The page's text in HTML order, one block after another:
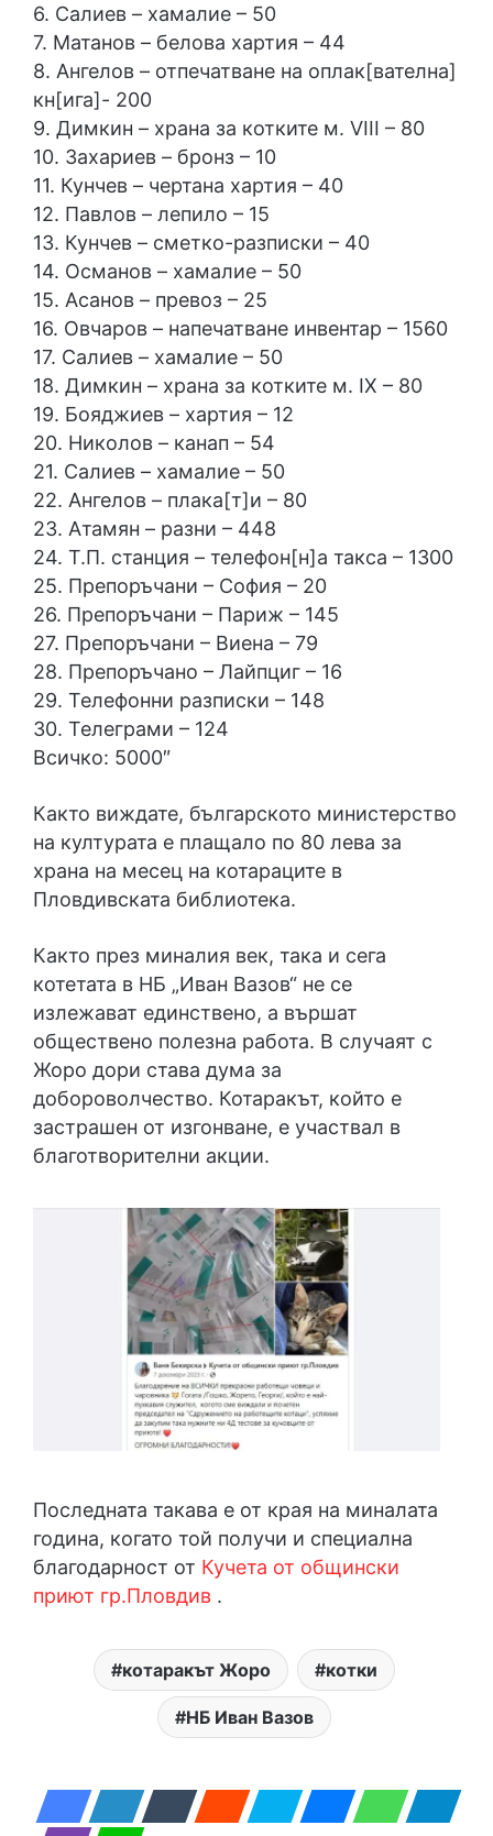
6. Салиев – хамалие – 50
7. Матанов – белова хартия – 44
8. Ангелов – отпечатване на оплак[вателна]
кн[ига]- 200
9. Димкин – храна за котките м. VIII – 80
10. Захариев – бронз – 10
11. Кунчев – чертана хартия – 40
12. Павлов – лепило – 15
13. Кунчев – сметко-разписки – 40
14. Османов – хамалие – 50
15. Асанов – превоз – 25
16. Овчаров – напечатване инвентар – 1560
17. Салиев – хамалие – 50
18. Димкин – храна за котките м. IX – 80
19. Бояджиев – хартия – 12
20. Николов – канап – 54
21. Салиев – хамалие – 50
22. Ангелов – плака[т]и – 80
23. Атамян – разни – 448
24. Т.П. станция – телефон[н]а такса – 1300
25. Препоръчани – София – 20
26. Препоръчани – Париж – 145
27. Препоръчани – Виена – 79
28. Препоръчано – Лайпциг – 16
29. Телефонни разписки – 148
30. Телеграми – 124
Всичко: 5000″
Както виждате, българското министерство
на културата е плащало по 80 лева за
храна на месец на котараците в
Пловдивската библиотека.
Както през миналия век, така и сега
котетата в НБ „Иван Вазов“ не се
излежават единствено, а вършат
обществено полезна работа. В случаят с
Жоро дори става дума за
добороволчество. Котаракът, който е
застрашен от изгонване, е участвал в
благотворителни акции.
Последната такава е от края на миналата
година, когато той получи и специална
благодарност от Кучета от общински
приют гр.Пловдив .
котаракът Жоро котки
НБ Иван Вазов